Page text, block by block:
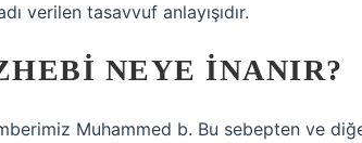
verilen tasavvuf anlayışıdır.
NEYE INANIR?
Muhammed b. Bu sebepten ve